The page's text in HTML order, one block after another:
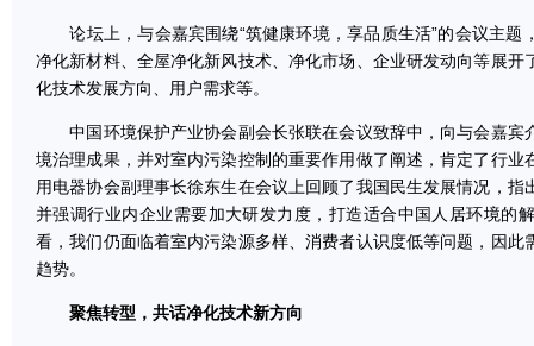
论坛上，与会嘉宾围绕“筑健康环境，享品质生活”的会议主题
净化新材料、全屋净化新风技术、净化市场、企业研发动向等展开
化技术发展方向、用户需求等。
中国环境保护产业协会副会长张联在会议致辞中，向与会嘉宾
境治理成果，并对室内污染控制的重要作用做了阐述，肯定了行业
用电器协会副理事长徐东生在会议上回顾了我国民生发展情况，
并强调行业内企业需要加大研发力度，打造适合中国人居环境的
看，我们仍面临着室内污染源多样、消费者认识度低等问题，因此
趋势。
聚焦转型，共话净化技术新方向